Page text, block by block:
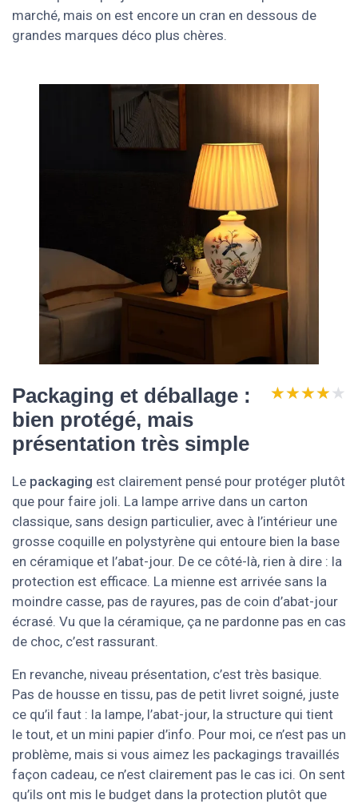
marché, mais on est encore un cran en dessous de
grandes marques déco plus chères.
Packaging et déballage :
bien protégé, mais
présentation très simple
★★★★★
★★★★★
Le packaging est clairement pensé pour protéger plutôt
que pour faire joli. La lampe arrive dans un carton
classique, sans design particulier, avec à l’intérieur une
grosse coquille en polystyrène qui entoure bien la base
en céramique et l’abat-jour. De ce côté-là, rien à dire : la
protection est efficace. La mienne est arrivée sans la
moindre casse, pas de rayures, pas de coin d’abat-jour
écrasé. Vu que la céramique, ça ne pardonne pas en cas
de choc, c’est rassurant.
En revanche, niveau présentation, c’est très basique.
Pas de housse en tissu, pas de petit livret soigné, juste
ce qu’il faut : la lampe, l’abat-jour, la structure qui tient
le tout, et un mini papier d’info. Pour moi, ce n’est pas un
problème, mais si vous aimez les packagings travaillés
façon cadeau, ce n’est clairement pas le cas ici. On sent
qu’ils ont mis le budget dans la protection plutôt que